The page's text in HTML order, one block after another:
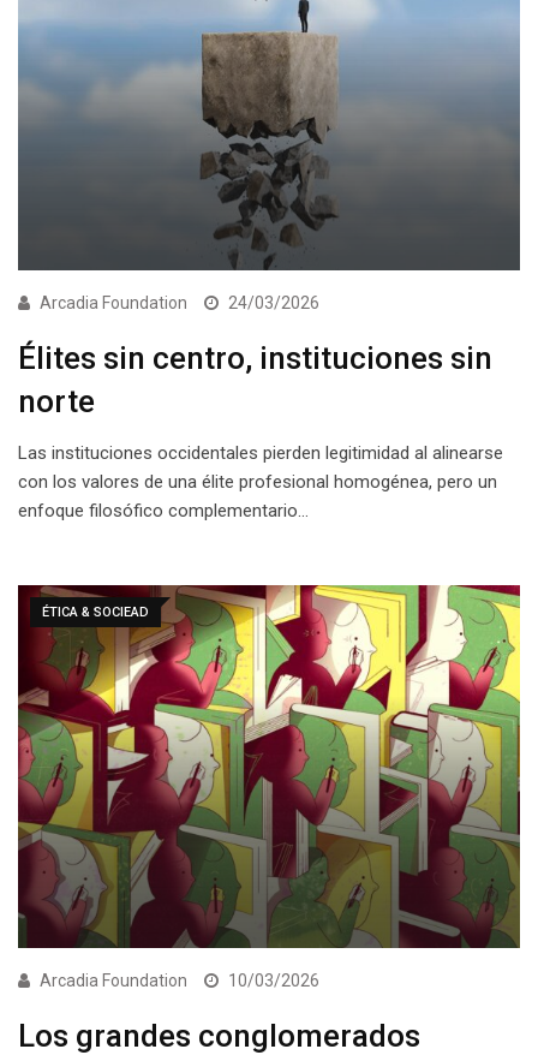
Arcadia Foundation 24/03/2026
Élites sin centro, instituciones sin
norte
Las instituciones occidentales pierden legitimidad al alinearse
con los valores de una élite profesional homogénea, pero un
enfoque filosófico complementario…
ÉTICA & SOCIEAD
Arcadia Foundation 10/03/2026
Los grandes conglomerados